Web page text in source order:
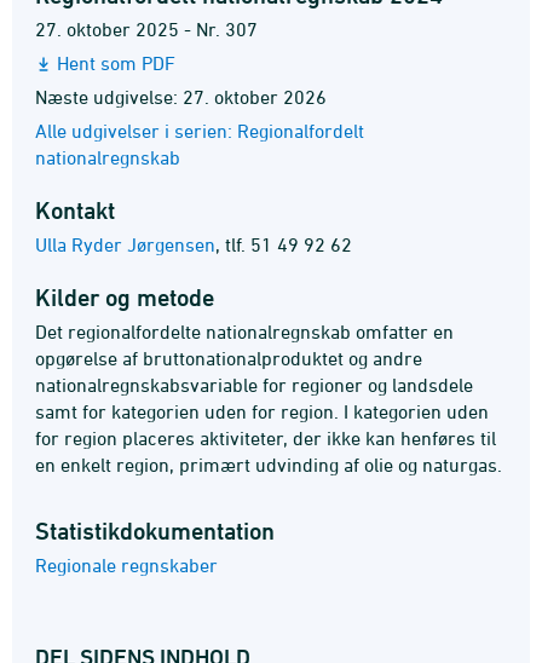
27. oktober 2025 - Nr. 307
Hent som PDF
Næste udgivelse: 27. oktober 2026
Alle udgivelser i serien: Regionalfordelt
nationalregnskab
Kontakt
Ulla Ryder Jørgensen, tlf. 51 49 92 62
Kilder og metode
Det regionalfordelte nationalregnskab omfatter en
opgørelse af bruttonationalproduktet og andre
nationalregnskabsvariable for regioner og landsdele
samt for kategorien uden for region. I kategorien uden
for region placeres aktiviteter, der ikke kan henføres til
en enkelt region, primært udvinding af olie og naturgas.
Statistik­dokumentation
Regionale regnskaber
DEL SIDENS INDHOLD